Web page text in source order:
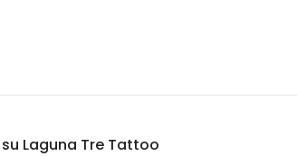
Laguna Tre Tattoo